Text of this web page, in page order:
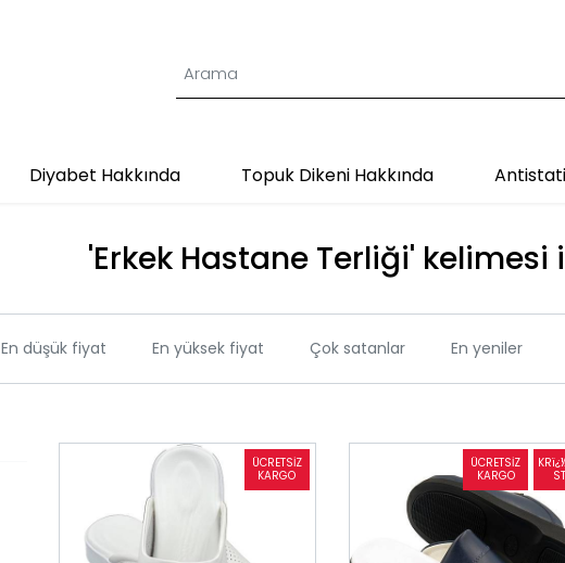
Diyabet Hakkında Topuk Dikeni Hakkında
'Erkek Hastane Terliği'
En düşük fiyat En yüksek fiyat Çok satanlar En yeniler